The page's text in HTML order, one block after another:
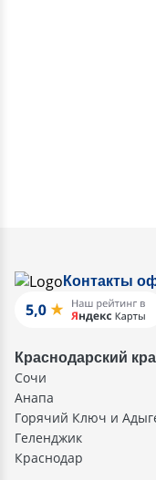
Контакты
Краснодарский
Сочи
Анапа
Горячий Ключ и
Геленджик
Краснодар